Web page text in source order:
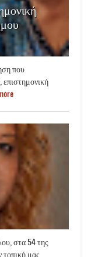
που
στα 54 της
τοπική μας